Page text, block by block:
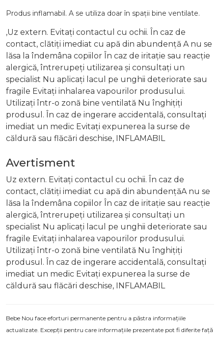
Produs inflamabil. A se utiliza doar în spații bine ventilate.
,Uz extern. Evitați contactul cu ochii. În caz de
contact, clătiți imediat cu apă din abundență A nu se
lăsa la îndemâna copiilor În caz de iritație sau reacție
alergică, întrerupeți utilizarea și consultați un
specialist Nu aplicați lacul pe unghii deteriorate sau
fragile Evitați inhalarea vapourilor produsului.
Utilizați într-o zonă bine ventilată Nu înghițiți
produsul. În caz de ingerare accidentală, consultați
imediat un medic Evitați expunerea la surse de
căldură sau flăcări deschise, INFLAMABIL
Avertisment
Uz extern. Evitați contactul cu ochii. În caz de
contact, clătiți imediat cu apă din abundențăA nu se
lăsa la îndemâna copiilor În caz de iritație sau reacție
alergică, întrerupeți utilizarea și consultați un
specialist Nu aplicați lacul pe unghii deteriorate sau
fragile Evitați inhalarea vapourilor produsului.
Utilizați într-o zonă bine ventilată Nu înghițiți
produsul. În caz de ingerare accidentală, consultați
imediat un medic Evitați expunerea la surse de
căldură sau flăcări deschise, INFLAMABIL
Bebe Nou face eforturi permanente pentru a păstra informațiile
actualizate. Excepții pentru care informațiile prezentate pot fi diferite față